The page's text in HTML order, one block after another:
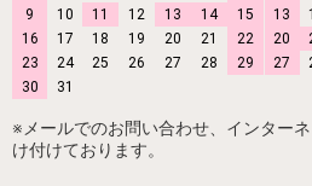
9
10 11 12 13 14
15
16
17 18 19 20 21
22
23
24 25 26 27 28
29
30
31
13
20
27
※メールでのお問い合わせ、インター
け付けております。